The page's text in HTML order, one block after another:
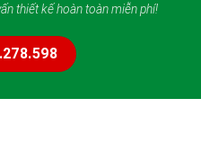
thiết kế hoàn toàn miễn phí!